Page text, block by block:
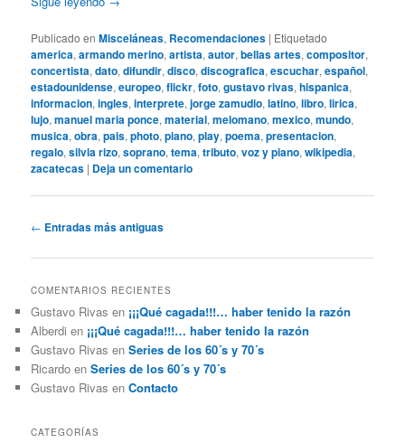
Publicado en Misceláneas, Recomendaciones | Etiquetado
america,armando merino,artista,autor,bellas artes,compositor,
concertista,dato,difundir,disco,discografica,escuchar,español,
estadounidense,europeo,flickr,foto,gustavo rivas,hispanica,
informacion,ingles,interprete,jorge zamudio,latino,libro,lirica,
lujo,manuel maria ponce,material,melomano,mexico,mundo,
musica,obra,pais,photo,piano,play,poema,presentacion,
regalo,silvia rizo,soprano,tema,tributo,voz y piano,wikipedia,
zacatecas | Deja un comentario
Navegación
entradas
← Entradas más antiguas
COMENTARIOS RECIENTES
Gustavo Rivas en ¡¡¡Qué cagada!!!… haber tenido la razón
Alberdi en ¡¡¡Qué cagada!!!… haber tenido la razón
Gustavo Rivas enSeries de los 60´s y 70´s
Ricardo enSeries de los 60´s y 70´s
Gustavo Rivas enContacto
CATEGORÍAS